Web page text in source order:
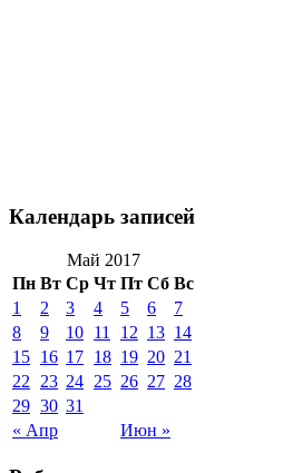
Календарь записей
Май 2017
Пн Вт Ср Чт Пт Сб Вс
« Апр Июн »
1 2 3 4 5 6
7
8
9 10 11 12 13 14
15 16 17 18 19 20 21
22
23 24 25 26 27 28
29 30 31